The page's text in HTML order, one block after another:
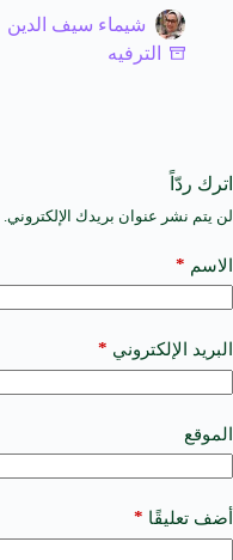
شيماء سيف الدين
الترفيه
اترك ردّاً
لن يتم نشر عنوان بريدك الإلكتروني.
الاسم *
البريد الإلكتروني *
الموقع
أضف تعليقًا *
A
t
e
a
t
i
e
: